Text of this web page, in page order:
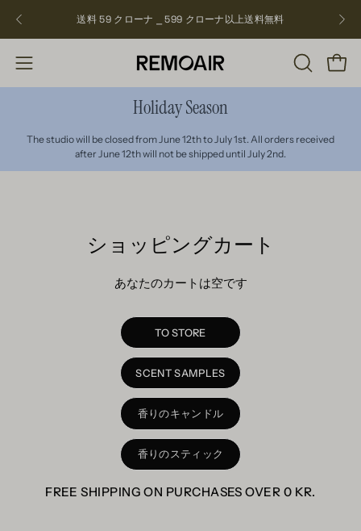
送料 59 クローナ ⎯ 599 クローナ以上送料無料
ナ
ー
検
索
開
ショ
Holiday Season
The studio will be closed from June 12th to July 1st. All orders received
after June 12th will not be shipped until July 2nd.
ショッピングカート
あなたのカートは空です
TO STORE
SCENT SAMPLES
香りのキャンドル
香りのスティック
FREE SHIPPING ON PURCHASES OVER 0 KR.